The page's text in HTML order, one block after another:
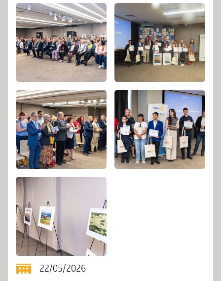
22/05/2026